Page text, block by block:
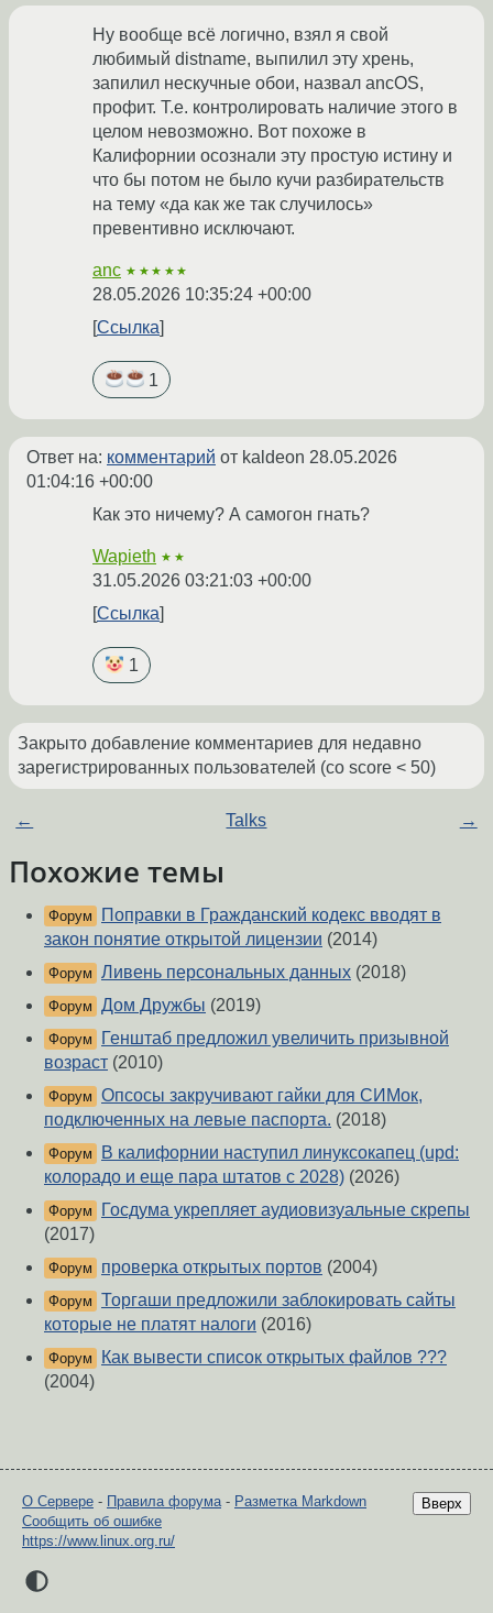
Ну вообще всё логично, взял я свой
любимый distname, выпилил эту хрень,
запилил нескучные обои, назвал ancOS,
профит. Т.е. контролировать наличие этого в
целом невозможно. Вот похоже в
Калифорнии осознали эту простую истину и
что бы потом не было кучи разбирательств
на тему «да как же так случилось»
превентивно исключают.
anc ★★★★★
28.05.2026 10:35:24 +00:00
Ссылка
1
Ответ на: комментарий от kaldeon 28.05.2026
01:04:16 +00:00
Как это ничему? А самогон гнать?
Wapieth ★★
31.05.2026 03:21:03 +00:00
Ссылка
1
Закрыто добавление комментариев для недавно
зарегистрированных пользователей (со score < 50)
← Talks →
Похожие темы
Форум
Поправки в Гражданский кодекс вводят в
закон понятие открытой лицензии (2014)
Форум Ливень персональных данных (2018)
Форум Дом Дружбы (2019)
Форум
Генштаб предложил увеличить призывной
возраст (2010)
Форум Опсосы закручивают гайки для СИМок,
подключенных на левые паспорта. (2018)
Форум
В калифорнии наступил линуксокапец (upd:
колорадо и еще пара штатов с 2028) (2026)
Форум
Госдума укрепляет аудиовизуальные скрепы
(2017)
Форум проверка открытых портов (2004)
Форум Торгаши предложили заблокировать сайты
которые не платят налоги (2016)
Форум
Как вывести список открытых файлов ???
(2004)
Вверх
О Сервере - Правила форума- Разметка Markdown
Сообщить об ошибке
https://www.linux.org.ru/